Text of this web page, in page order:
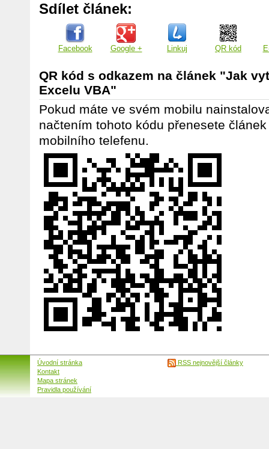
Sdílet článek:
Facebook Google + Linkuj QR kód
QR kód s odkazem na článek "Jak
Excelu VBA"
Pokud máte ve svém mobilu
načtením tohoto kódu přenesete
mobilního telefenu.
Úvodní stránka
Kontakt
Mapa stránek
Pravidla používání
RSS nejnovější články